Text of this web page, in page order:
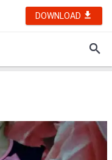
DOWNLOAD